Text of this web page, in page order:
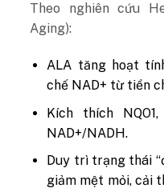
Theo nghiên cứu
Aging):
ALA tăng hoạt
chế NAD+ từ tiền
Kích thích
NAD+/NADH.
Duy trì trạng thái
giảm mệt mỏi, cải